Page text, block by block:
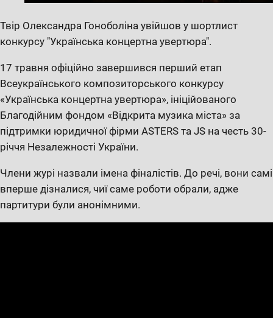
Твір Олександра Гоноболіна увійшов у шортлист
конкурсу "Українська концертна увертюра".
17 травня офіційно завершився перший етап
Всеукраїнського композиторського конкурсу
«Українська концертна увертюра», ініційованого
Благодійним фондом «Відкрита музика міста» за
підтримки юридичної фірми ASTERS та JS на честь 30-
річчя Незалежності України.
Члени журі назвали імена фіналістів. До речі, вони самі
вперше дізналися, чиї саме роботи обрали, адже
партитури були анонімними.